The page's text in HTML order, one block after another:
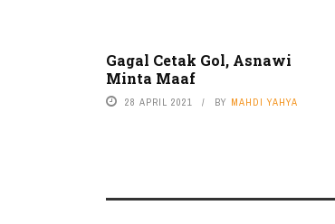
Gagal Cetak Gol, Asnawi
Minta Maaf
28 APRIL 2021 BY MAHDI YAHYA